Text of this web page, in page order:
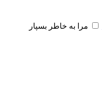
مرا به خاطر بسپار